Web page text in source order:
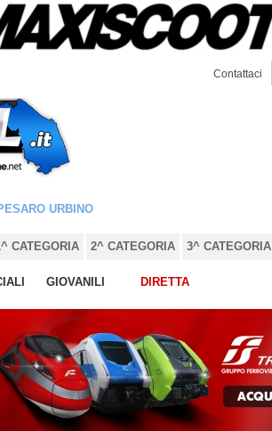
Contattaci
URBINO
CATEGORIA 2^ CATEGORIA 3^ CATEGORIA
GIOVANILI DIRETTA